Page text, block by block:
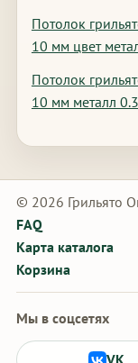
Потолок
10 мм цвет
Потолок
10 мм металл
© 2026 Грильято
FAQ
Карта каталога
Корзина
Мы в соцсетях
VK